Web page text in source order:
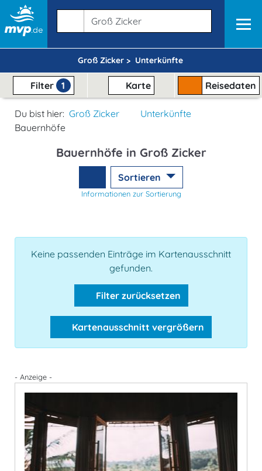
Groß Zicker > Unterkünfte
Filter 1 Karte Reisedaten
Du bist hier: Groß Zicker
Unterkünfte
Bauernhöfe
Bauernhöfe in Groß Zicker
Sortieren
Informationen zur Sortierung
Keine passenden Einträge im Kartenausschnitt
gefunden.
Filter zurücksetzen
Kartenausschnitt vergrößern
- Anzeige -